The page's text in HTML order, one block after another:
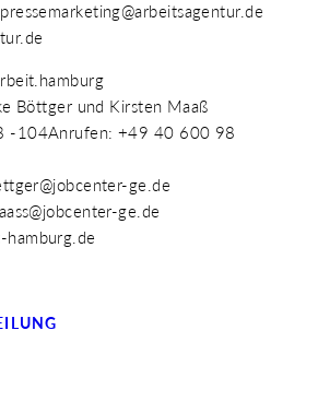
Böttger und Kirsten Maaß
-104Anrufen: +49 40 600 98
ge.de
ge.de